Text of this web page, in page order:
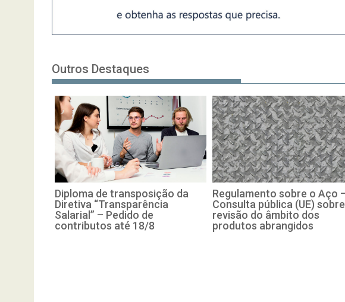
Outros Destaques
Diploma de transposição da
Diretiva “Transparência
Salarial” – Pedido de
contributos até 18/8
Regulamento sobre o Aço
Consulta pública (UE)
revisão do âmbito dos
produtos abrangidos